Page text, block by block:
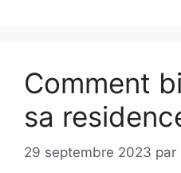
Comment
sa
29 septembre 2023 par